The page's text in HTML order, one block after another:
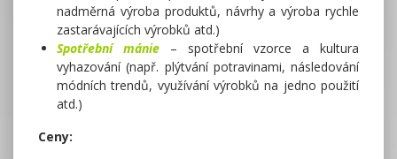
nadměrná výroba produktů, návrhy a výroba rychle
zastarávajících výrobků atd.)
Spotřební mánie – spotřební vzorce a kultura
vyhazování (např. plýtvání potravinami, následování
módních trendů, využívání výrobků na jedno použití
atd.)
Ceny: